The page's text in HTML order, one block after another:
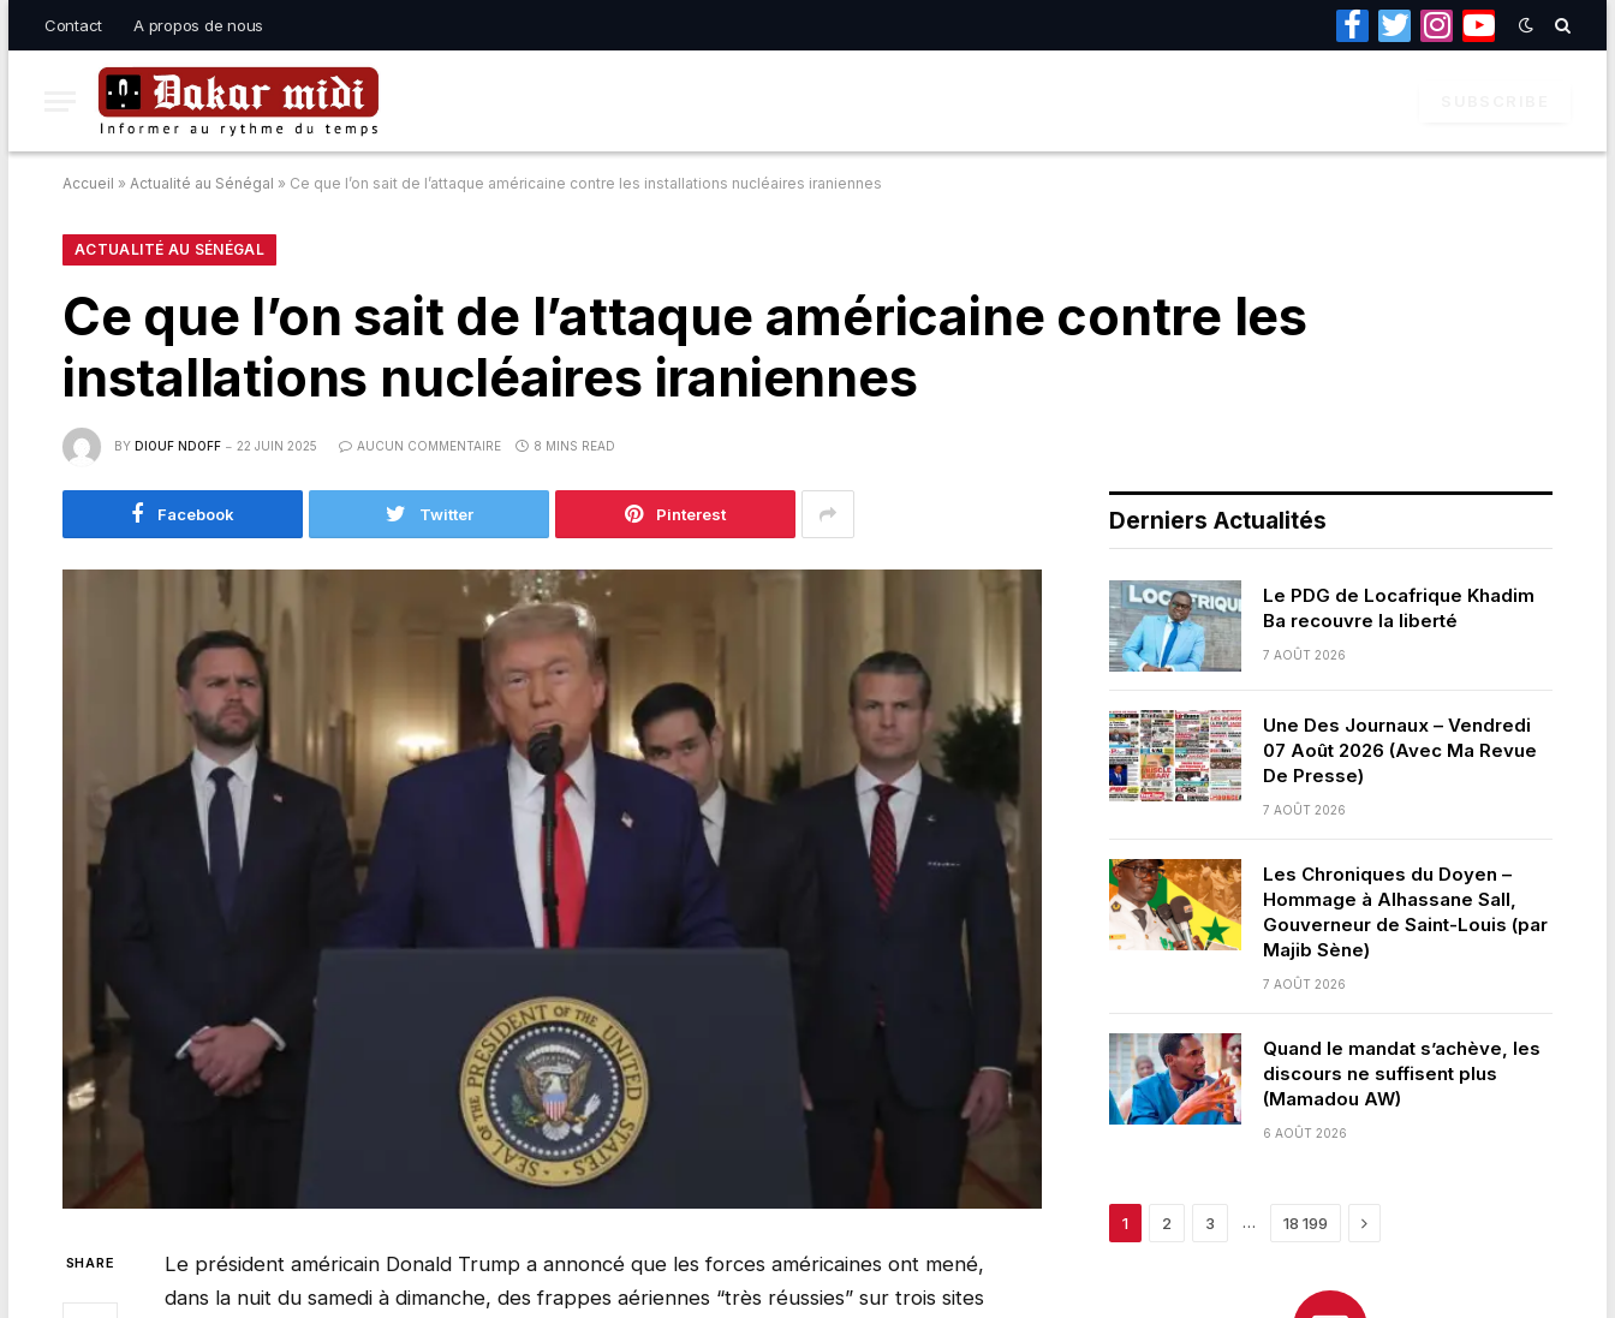
Contact A propos de nous
Facebook
TwitterInstagramYouTube
Accueil » Actualité au Sénégal » Ce que l’on sait de l’attaque américaine contre les installations nucléaires iraniennes
ACTUALITÉ AU SÉNÉGAL
Ce que l’on sait de l’attaque américaine contre les
installations nucléaires iraniennes
BY DIOUF NDOFF 22 JUIN 2025 AUCUN COMMENTAIRE 8 MINS READ
Facebook Twitter Pinterest
SHARE
Le président américain Donald Trump a annoncé que les forces américaines ont mené,
dans la nuit du samedi à dimanche, des frappes aériennes “très réussies” sur trois sites
Derniers Actualités
Le PDG de Locafrique Khadim
Ba recouvre la liberté
7 AOÛT 2026
Une Des Journaux – Vendredi
07 Août 2026 (Avec Ma Revue
De Presse)
7 AOÛT 2026
Les Chroniques du Doyen –
Hommage à Alhassane Sall,
Gouverneur de Saint-Louis (par
Majib Sène)
7 AOÛT 2026
Quand le mandat s’achève, les
discours ne suffisent plus
(Mamadou AW)
6 AOÛT 2026
1 2 3 … 18 199 Next